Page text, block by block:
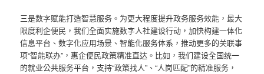
三是数字赋能打造智慧服务。为更大程度提升政务服务效能，最大
限度利企便民，我们全面实施数字人社建设行动，加快构建一体化
信息平台、数字化应用场景、智能化服务体系，推动更多的关联事
项“智能联办”，惠企便民政策精准直达。比如，我们建设全国统一
的就业公共服务平台，支持“政策找人”、“人岗匹配”的精准服务，